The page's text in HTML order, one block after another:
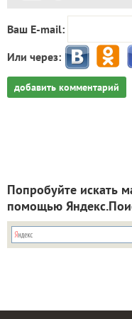
Ваш E-mail:
Или через:
добавить комментарий
Попробуйте искать
помощью